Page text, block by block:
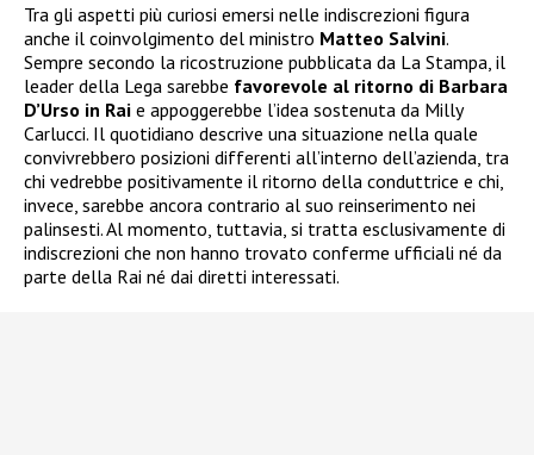
Tra gli aspetti più curiosi emersi nelle indiscrezioni figura
anche il coinvolgimento del ministro Matteo Salvini.
Sempre secondo la ricostruzione pubblicata da La Stampa, il
leader della Lega sarebbe favorevole al ritorno di Barbara
D’Urso in Rai e appoggerebbe l’idea sostenuta da Milly
Carlucci. Il quotidiano descrive una situazione nella quale
convivrebbero posizioni differenti all’interno dell’azienda, tra
chi vedrebbe positivamente il ritorno della conduttrice e chi,
invece, sarebbe ancora contrario al suo reinserimento nei
palinsesti. Al momento, tuttavia, si tratta esclusivamente di
indiscrezioni che non hanno trovato conferme ufficiali né da
parte della Rai né dai diretti interessati.